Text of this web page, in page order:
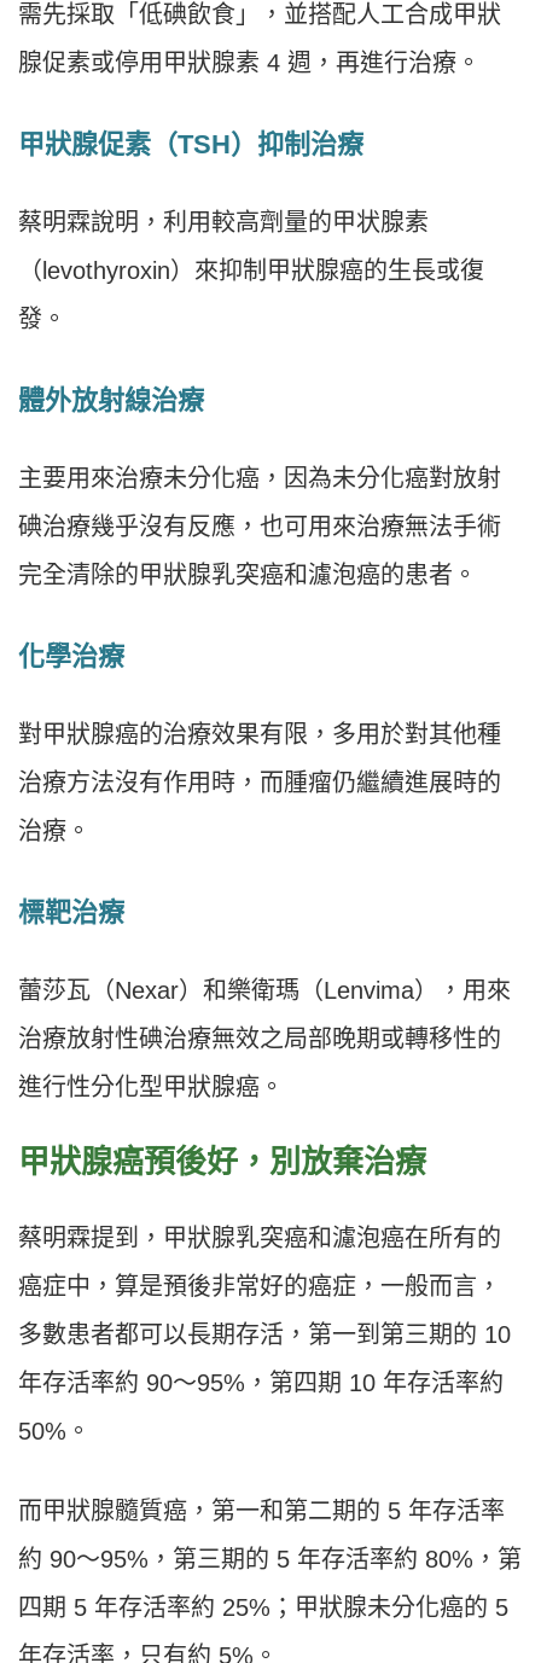
需先採取「低碘飲食」，並搭配人工合成甲狀
腺促素或停用甲狀腺素 4 週，再進行治療。
甲狀腺促素（TSH）抑制治療
蔡明霖說明，利用較高劑量的甲状腺素
（levothyroxin）來抑制甲狀腺癌的生長或復
發。
體外放射線治療
主要用來治療未分化癌，因為未分化癌對放射
碘治療幾乎沒有反應，也可用來治療無法手術
完全清除的甲狀腺乳突癌和濾泡癌的患者。
化學治療
對甲狀腺癌的治療效果有限，多用於對其他種
治療方法沒有作用時，而腫瘤仍繼續進展時的
治療。
標靶治療
蕾莎瓦（Nexar）和樂衛瑪（Lenvima），用來
治療放射性碘治療無效之局部晚期或轉移性的
進行性分化型甲狀腺癌。
甲狀腺癌預後好，別放棄治療
蔡明霖提到，甲狀腺乳突癌和濾泡癌在所有的
癌症中，算是預後非常好的癌症，一般而言，
多數患者都可以長期存活，第一到第三期的 10
年存活率約 90〜95%，第四期 10 年存活率約
50%。
而甲狀腺髓質癌，第一和第二期的 5 年存活率
約 90〜95%，第三期的 5 年存活率約 80%，第
四期 5 年存活率約 25%；甲狀腺未分化癌的 5
年存活率，只有約 5%。